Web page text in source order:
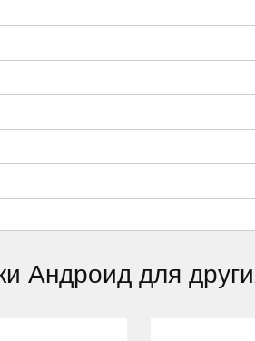
Андроид для